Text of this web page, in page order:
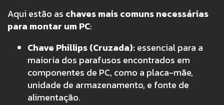
Aqui estão as chaves mais comuns necessárias
para montar um PC:
Chave Phillips (Cruzada):essencial para a
maioria dos parafusos encontrados em
componentes de PC, como a placa-mãe,
unidade de armazenamento, e fonte de
alimentação.